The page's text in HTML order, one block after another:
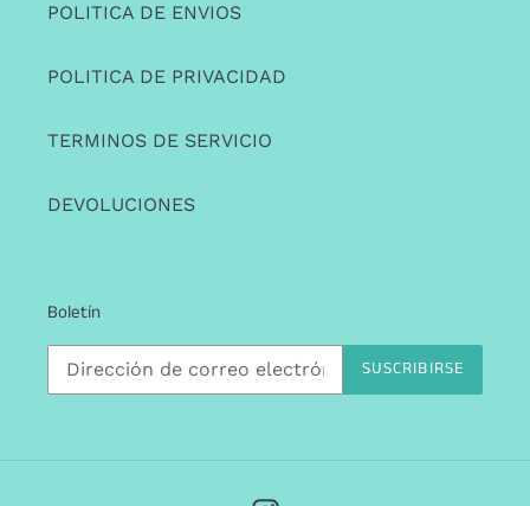
POLITICA DE ENVIOS
POLITICA DE PRIVACIDAD
TERMINOS DE SERVICIO
DEVOLUCIONES
Boletín
SUSCRIBIRSE